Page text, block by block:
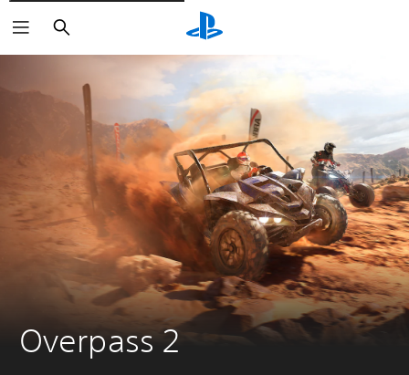
Zoeken
Overpass 2